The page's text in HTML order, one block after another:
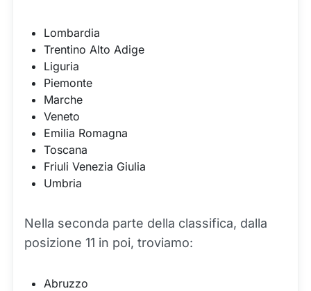
Lombardia
Trentino Alto Adige
Liguria
Piemonte
Marche
Veneto
Emilia Romagna
Toscana
Friuli Venezia Giulia
Umbria
Nella seconda parte della classifica, dalla
posizione 11 in poi, troviamo:
Abruzzo